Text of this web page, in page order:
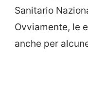
Sanitario
Ovviamente, le
anche per